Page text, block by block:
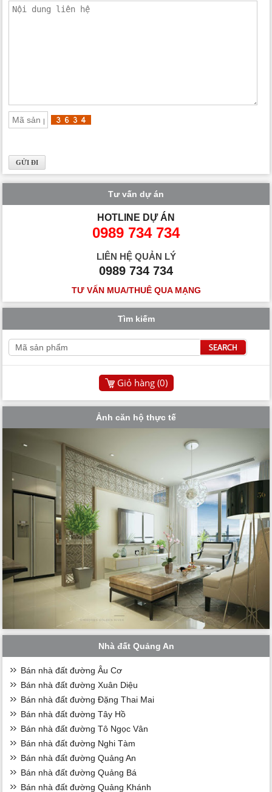
Tư vấn dự án
HOTLINE DỰ ÁN
0989 734 734
LIÊN HỆ QUẢN LÝ
0989 734 734
TƯ VẤN MUA/THUÊ QUA MẠNG
Tìm kiếm
Giỏ hàng (0)
Ảnh căn hộ thực tế
Nhà đất Quảng An
Bán nhà đất đường Âu Cơ
Bán nhà đất đường Xuân Diệu
Bán nhà đất đường Đặng Thai Mai
Bán nhà đất đường Tây Hồ
Bán nhà đất đường Tô Ngọc Vân
Bán nhà đất đường Nghi Tàm
Bán nhà đất đường Quảng An
Bán nhà đất đường Quảng Bá
Bán nhà đất đường Quảng Khánh